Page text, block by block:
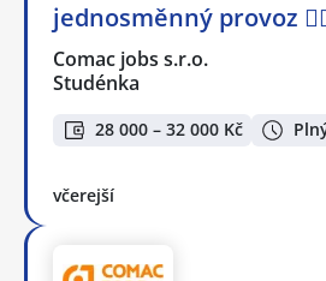
jednosměnný provoz
Comac jobs s.r.o.
Studénka
28 000 – 32 000 Kč
včerejší